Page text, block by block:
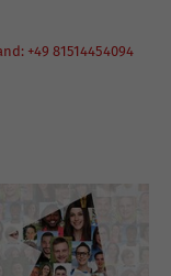
+49 81514454094